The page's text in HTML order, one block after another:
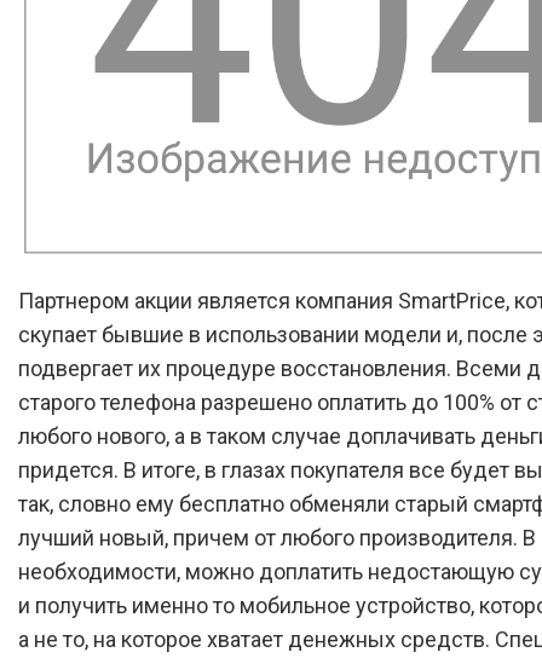
Партнером акции является компания SmartPrice,
скупает бывшие в использовании модели и, после
подвергает их процедуре восстановления. Всеми
старого телефона разрешено оплатить до 100% от
любого нового, а в таком случае доплачивать
придется. В итоге, в глазах покупателя все будет
так, словно ему бесплатно обменяли старый
лучший новый, причем от любого производителя. В
необходимости, можно доплатить недостающую
и получить именно то мобильное устройство,
а не то, на которое хватает денежных средств.